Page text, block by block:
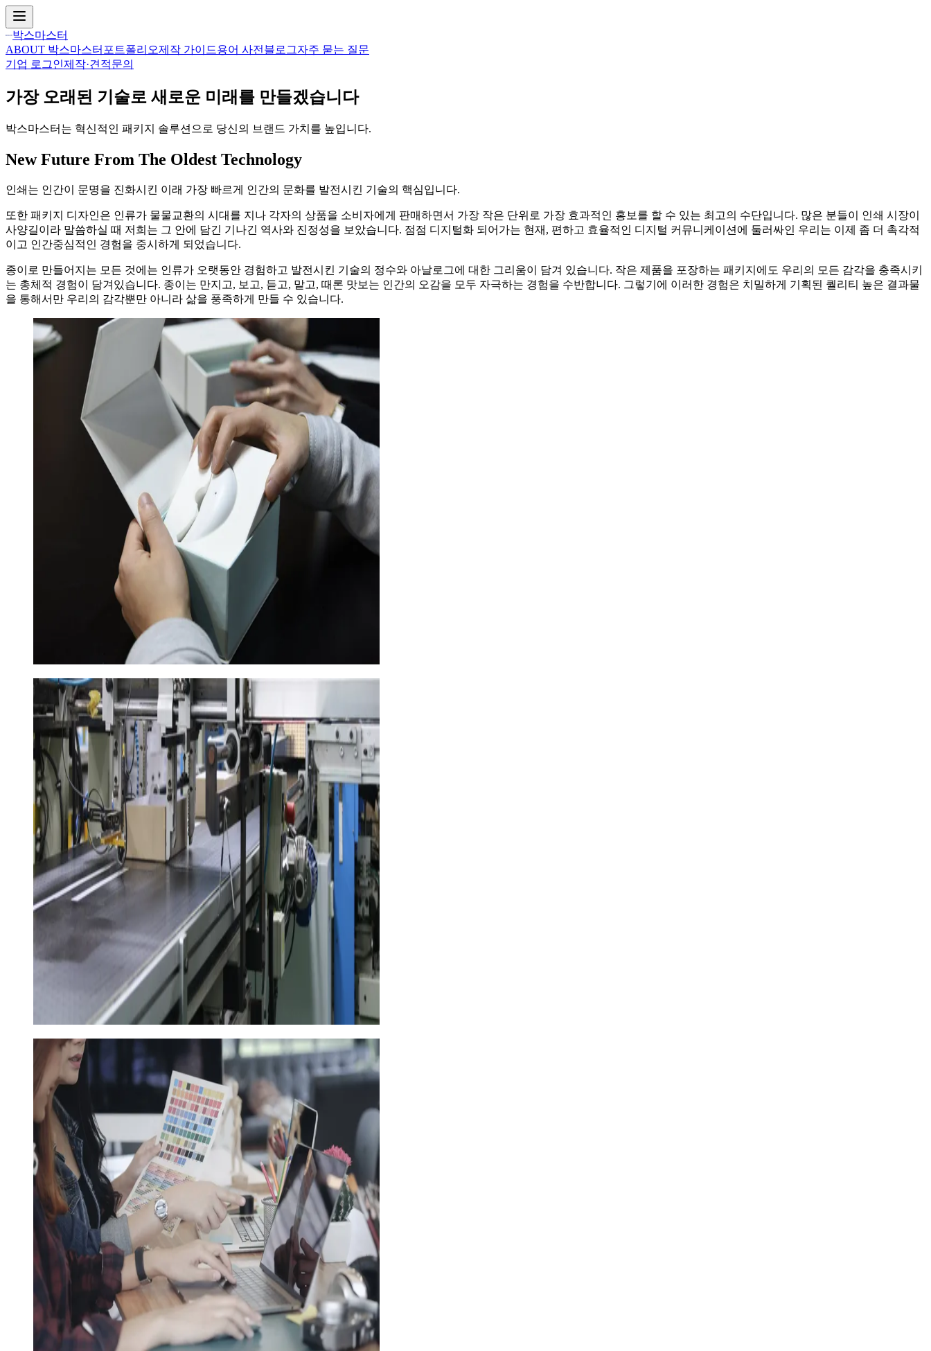
박스마스터
ABOUT 박스마스터 포트폴리오제작 가이드용어 사전 블로그자주 묻는 질문
기업 로그인제작·견적문의
가장 오래된 기술로 새로운 미래 를 만들겠습니다
박스마스터는 혁신적인 패키지 솔루션으로 당신의 브랜드 가치를 높입니다.
New Future From The Oldest Technology
인쇄는 인간이 문명을 진화시킨 이래 가장 빠르게 인간의 문화를 발전시킨 기술의 핵심입니다.
또한 패키지 디자인은 인류가 물물교환의 시대를 지나 각자의 상품을 소비자에게 판매하면서 가장 작은 단위로 가장 효과적인 홍보를 할 수 있는 최고의 수단입니다. 많은 분들이 인쇄 시장이
사양길이라 말씀하실 때 저희는 그 안에 담긴 기나긴 역사와 진정성을 보았습니다. 점점 디지털화 되어가는 현재, 편하고 효율적인 디지털 커뮤니케이션에 둘러싸인 우리는 이제 좀 더 촉각적
이고 인간중심적인 경험을 중시하게 되었습니다.
종이로 만들어지는 모든 것에는 인류가 오랫동안 경험하고 발전시킨 기술의 정수와 아날로그에 대한 그리움이 담겨 있습니다. 작은 제품을 포장하는 패키지에도 우리의 모든 감각을 충족시키
는 총체적 경험이 담겨있습니다. 종이는 만지고, 보고, 듣고, 맡고, 때론 맛보는 인간의 오감을 모두 자극하는 경험을 수반합니다. 그렇기에 이러한 경험은 치밀하게 기획된 퀄리티 높은 결과물
을 통해서만 우리의 감각뿐만 아니라 삶을 풍족하게 만들 수 있습니다.